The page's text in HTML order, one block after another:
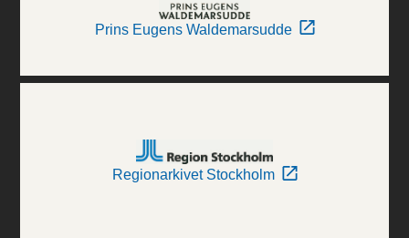
Prins Eugens Waldemarsudde
Regionarkivet Stockholm